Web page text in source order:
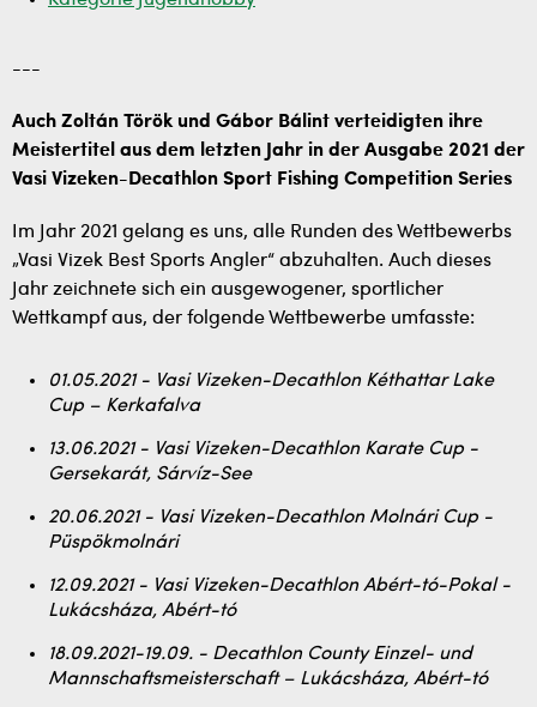
---
Auch Zoltán Török und Gábor Bálint verteidigten ihre
Meistertitel aus dem letzten Jahr in der Ausgabe 2021 der
Vasi Vizeken-Decathlon Sport Fishing Competition Series
Im Jahr 2021 gelang es uns, alle Runden des Wettbewerbs
„Vasi Vizek Best Sports Angler“ abzuhalten. Auch dieses
Jahr zeichnete sich ein ausgewogener, sportlicher
Wettkampf aus, der folgende Wettbewerbe umfasste:
01.05.2021 - Vasi Vizeken-Decathlon Kéthattar Lake
Cup – Kerkafalva
13.06.2021 - Vasi Vizeken-Decathlon Karate Cup -
Gersekarát, Sárvíz-See
20.06.2021 - Vasi Vizeken-Decathlon Molnári Cup -
Püspökmolnári
12.09.2021 - Vasi Vizeken-Decathlon Abért-tó-Pokal -
Lukácsháza, Abért-tó
18.09.2021-19.09. - Decathlon County Einzel- und
Mannschaftsmeisterschaft – Lukácsháza, Abért-tó